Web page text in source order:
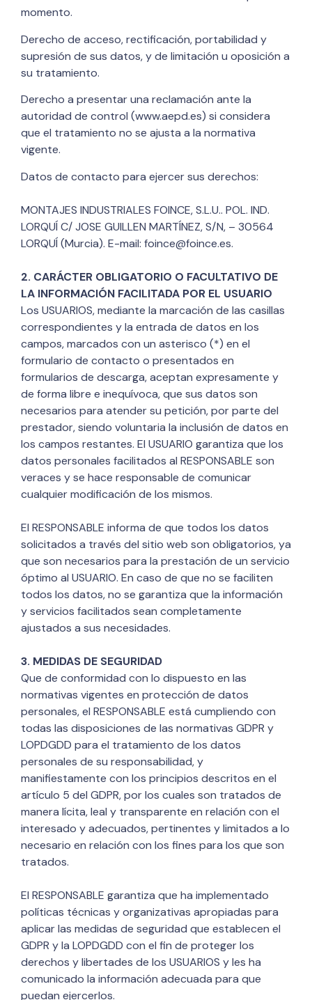
momento.
Derecho de acceso, rectificación, portabilidad y
supresión de sus datos, y de limitación u oposición a
su tratamiento.
Derecho a presentar una reclamación ante la
autoridad de control (www.aepd.es) si considera
que el tratamiento no se ajusta a la normativa
vigente.
Datos de contacto para ejercer sus derechos:
MONTAJES INDUSTRIALES FOINCE, S.L.U.. POL. IND.
LORQUÍ C/ JOSE GUILLEN MARTÍNEZ, S/N, – 30564
LORQUÍ (Murcia). E-mail: foince@foince.es.
2. CARÁCTER OBLIGATORIO O FACULTATIVO DE
LA INFORMACIÓN FACILITADA POR EL USUARIO
Los USUARIOS, mediante la marcación de las casillas
correspondientes y la entrada de datos en los
campos, marcados con un asterisco (*) en el
formulario de contacto o presentados en
formularios de descarga, aceptan expresamente y
de forma libre e inequívoca, que sus datos son
necesarios para atender su petición, por parte del
prestador, siendo voluntaria la inclusión de datos en
los campos restantes. El USUARIO garantiza que los
datos personales facilitados al RESPONSABLE son
veraces y se hace responsable de comunicar
cualquier modificación de los mismos.
El RESPONSABLE informa de que todos los datos
solicitados a través del sitio web son obligatorios, ya
que son necesarios para la prestación de un servicio
óptimo al USUARIO. En caso de que no se faciliten
todos los datos, no se garantiza que la información
y servicios facilitados sean completamente
ajustados a sus necesidades.
3. MEDIDAS DE SEGURIDAD
Que de conformidad con lo dispuesto en las
normativas vigentes en protección de datos
personales, el RESPONSABLE está cumpliendo con
todas las disposiciones de las normativas GDPR y
LOPDGDD para el tratamiento de los datos
personales de su responsabilidad, y
manifiestamente con los principios descritos en el
artículo 5 del GDPR, por los cuales son tratados de
manera lícita, leal y transparente en relación con el
interesado y adecuados, pertinentes y limitados a lo
necesario en relación con los fines para los que son
tratados.
El RESPONSABLE garantiza que ha implementado
políticas técnicas y organizativas apropiadas para
aplicar las medidas de seguridad que establecen el
GDPR y la LOPDGDD con el fin de proteger los
derechos y libertades de los USUARIOS y les ha
comunicado la información adecuada para que
puedan ejercerlos.